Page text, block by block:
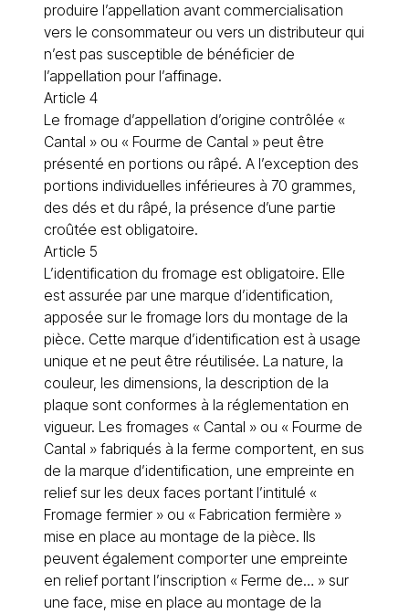
produire l’appellation avant commercialisation
vers le consommateur ou vers un distributeur qui
n’est pas susceptible de bénéficier de
l’appellation pour l’affinage.
Article 4
Le fromage d’appellation d’origine contrôlée «
Cantal » ou « Fourme de Cantal » peut être
présenté en portions ou râpé. A l’exception des
portions individuelles inférieures à 70 grammes,
des dés et du râpé, la présence d’une partie
croûtée est obligatoire.
Article 5
L’identification du fromage est obligatoire. Elle
est assurée par une marque d’identification,
apposée sur le fromage lors du montage de la
pièce. Cette marque d’identification est à usage
unique et ne peut être réutilisée. La nature, la
couleur, les dimensions, la description de la
plaque sont conformes à la réglementation en
vigueur. Les fromages « Cantal » ou « Fourme de
Cantal » fabriqués à la ferme comportent, en sus
de la marque d’identification, une empreinte en
relief sur les deux faces portant l’intitulé «
Fromage fermier » ou « Fabrication fermière »
mise en place au montage de la pièce. Ils
peuvent également comporter une empreinte
en relief portant l’inscription « Ferme de… » sur
une face, mise en place au montage de la